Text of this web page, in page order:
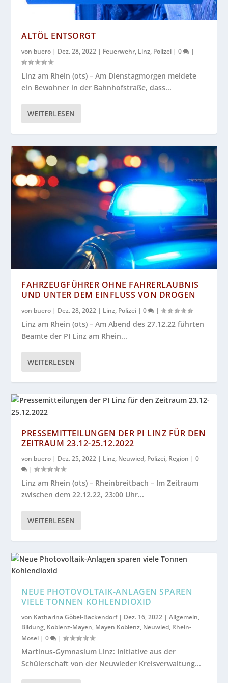
ALTÖL ENTSORGT
von buero | Dez. 28, 2022 | Feuerwehr, Linz, Polizei |0 |
Linz am Rhein (ots) – Am Dienstagmorgen meldete
ein Bewohner in der Bahnhofstraße, dass...
WEITERLESEN
FAHRZEUGFÜHRER OHNE FAHRERLAUBNIS
UND UNTER DEM EINFLUSS VON DROGEN
von buero | Dez. 28, 2022 | Linz, Polizei |0 |
Linz am Rhein (ots) – Am Abend des 27.12.22 führten
Beamte der PI Linz am Rhein...
WEITERLESEN
PRESSEMITTEILUNGEN DER PI LINZ FÜR DEN
ZEITRAUM 23.12-25.12.2022
von buero | Dez. 25, 2022 | Linz, Neuwied, Polizei, Region |0
|
Linz am Rhein (ots) – Rheinbreitbach – Im Zeitraum
zwischen dem 22.12.22, 23:00 Uhr...
WEITERLESEN
NEUE PHOTOVOLTAIK-ANLAGEN SPAREN
VIELE TONNEN KOHLENDIOXID
von Katharina Göbel-Backendorf| Dez. 16, 2022 |Allgemein,
Bildung, Koblenz-Mayen, Mayen Koblenz, Neuwied, Rhein-
Mosel |0 |
Martinus-Gymnasium Linz: Initiative aus der
Schülerschaft von der Neuwieder Kreisverwaltung...